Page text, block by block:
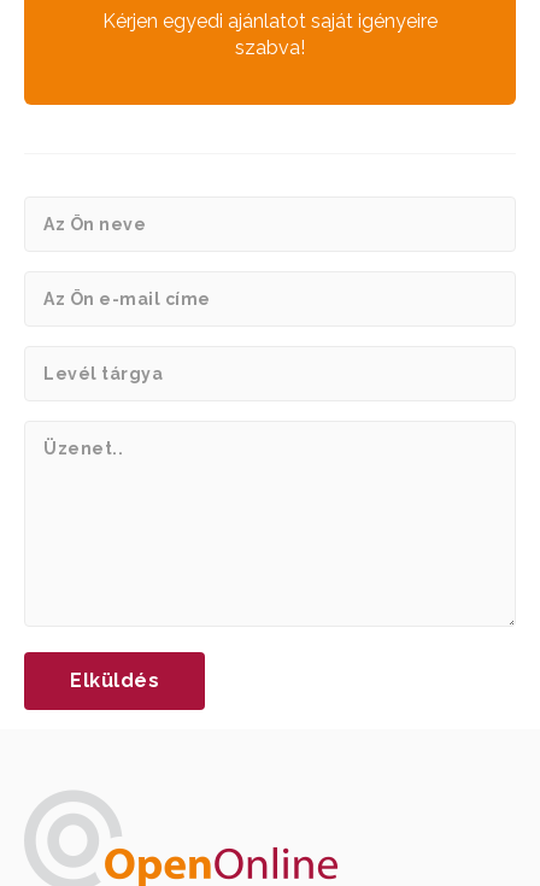
Kérjen egyedi ajánlatot saját igényeire
szabva!